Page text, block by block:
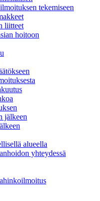
tekemiseen
liitteet
hoitoon
jälkeen
alueella
yhteydessä